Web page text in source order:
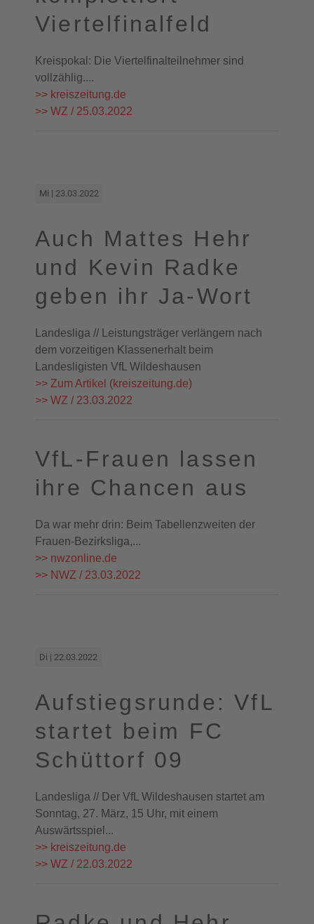
Viertelfinalfeld
Kreispokal: Die Viertelfinalteilnehmer sind
vollzählig....
>> kreiszeitung.de
>> WZ / 25.03.2022
Mi | 23.03.2022
Auch Mattes Hehr
und Kevin Radke
geben ihr Ja-Wort
Landesliga // Leistungsträger verlängern nach
dem vorzeitigen Klassenerhalt beim
Landesligisten VfL Wildeshausen
>> Zum Artikel (kreiszeitung.de)
>> WZ / 23.03.2022
VfL-Frauen lassen
ihre Chancen aus
Da war mehr drin: Beim Tabellenzweiten der
Frauen-Bezirksliga,...
>> nwzonline.de
>> NWZ / 23.03.2022
Di | 22.03.2022
Aufstiegsrunde: VfL
startet beim FC
Schüttorf 09
Landesliga // Der VfL Wildeshausen startet am
Sonntag, 27. März, 15 Uhr, mit einem
Auswärtsspiel...
>> kreiszeitung.de
>> WZ / 22.03.2022